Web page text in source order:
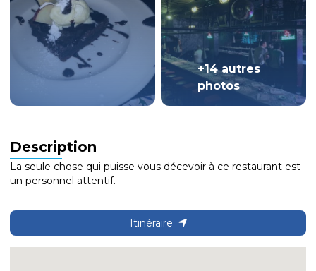
+14 autres
photos
Description
La seule chose qui puisse vous décevoir à ce restaurant est
un personnel attentif.
Itinéraire